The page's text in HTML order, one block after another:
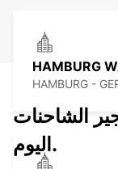
HAMBURG
HAMBURG -
الشاحنات
اليوم.